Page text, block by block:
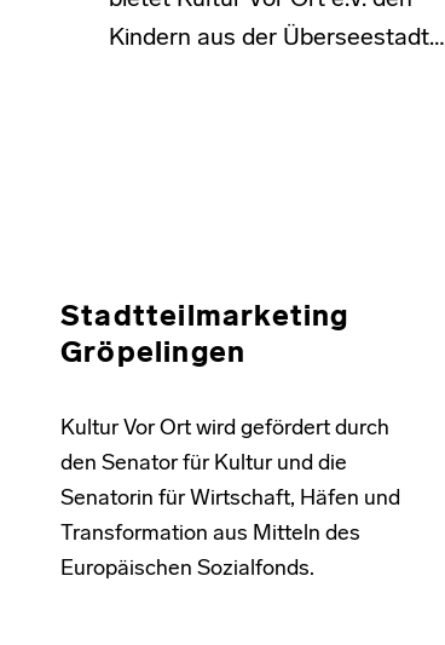
Kindern aus der Überseestadt…
Stadtteilmarketing
Gröpelingen
Kultur Vor Ort wird gefördert durch
den Senator für Kultur und die
Senatorin für Wirtschaft, Häfen und
Transformation aus Mitteln des
Europäischen Sozialfonds.